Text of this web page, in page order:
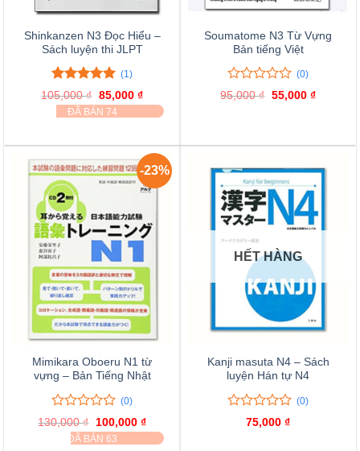
Shinkanzen N3 Đọc Hiểu –
Sách luyện thi JLPT
5.00trên 5
1
đánh giá
(1)
105,000₫ Giá
gốc
là:
85,000 ₫Giá
hiện
tại
ĐÃ BÁN 74
Soumatome N3 Từ Vựng
Bản tiếng Việt
0
trên
0
giá
(0)
95,000₫ Giá
55,000 ₫Giá
-23%
Mimikara Oboeru N1 từ
vựng – Bản Tiếng Nhật
0
trên
0
(0)
130,000₫
Giá
gốc
là:
100,000 ₫Giá
hiện
tại
ĐÃ BÁN 63
HẾT HÀNG
Kanji masuta N4 – Sách
luyện Hán tự N4
(0)
75,000 ₫